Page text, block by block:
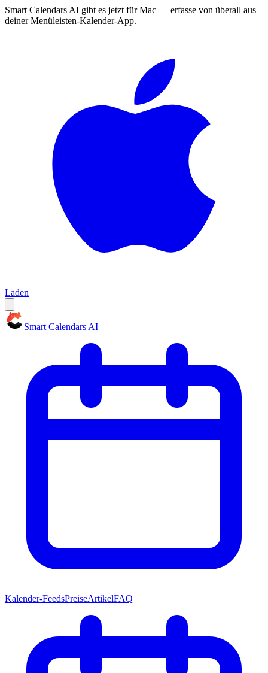
Smart Calendars AI gibt es jetzt für Mac — erfasse von überall aus
deiner Menüleisten-Kalender-App.
Laden
Smart Calendars AI
Kalender-FeedsPreiseArtikelFAQ